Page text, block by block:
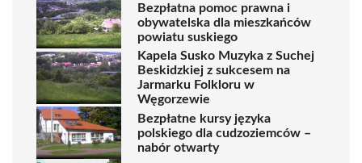
Bezpłatna pomoc prawna i
obywatelska dla mieszkańców
powiatu suskiego
Kapela Susko Muzyka z Suchej
Beskidzkiej z sukcesem na
Jarmarku Folkloru w
Węgorzewie
Bezpłatne kursy języka
polskiego dla cudzoziemców –
nabór otwarty